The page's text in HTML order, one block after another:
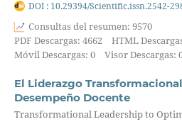
DOI : 10.29394/Scientific.issn.2542-
Consultas del resumen: 9570
PDF Descargas: 4662
HTML
Móvil Descargas: 0
Visor Descargas:
El Liderazgo
Desempeño Docente
Transformational Leadership to